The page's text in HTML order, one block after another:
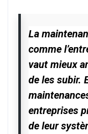
La
comme
vaut mieux
de les subir.
entreprises
de leur